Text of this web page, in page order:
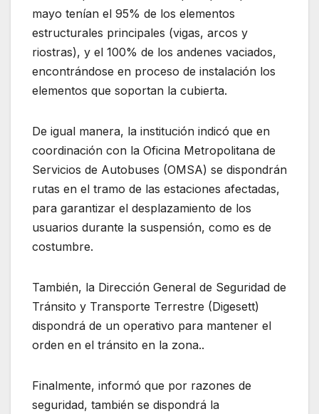
mayo tenían el 95% de los elementos
estructurales principales (vigas, arcos y
riostras), y el 100% de los andenes vaciados,
encontrándose en proceso de instalación los
elementos que soportan la cubierta.
De igual manera, la institución indicó que en
coordinación con la Oficina Metropolitana de
Servicios de Autobuses (OMSA) se dispondrán
rutas en el tramo de las estaciones afectadas,
para garantizar el desplazamiento de los
usuarios durante la suspensión, como es de
costumbre.
También, la Dirección General de Seguridad de
Tránsito y Transporte Terrestre (Digesett)
dispondrá de un operativo para mantener el
orden en el tránsito en la zona..
Finalmente, informó que por razones de
seguridad, también se dispondrá la